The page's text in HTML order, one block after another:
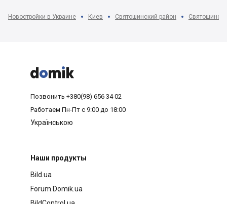
Новостройки в Украине Киев Святошинский район Святошино



Позвонить +380(98) 656 34 02
Работаем Пн-Пт с 9:00 до 18:00
Українською
Наши продукты
Bild.ua
Forum.Domik.ua